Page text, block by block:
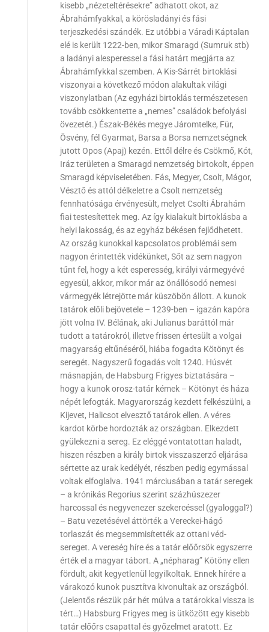
kisebb „nézeteltérésekre” adhatott okot, az
Ábrahámfyakkal, a körösladányi és fási
terjeszkedési szándék. Ez utóbbi a Váradi Káptalan
elé is került 1222-ben, mikor Smaragd (Sumruk stb)
a ladányi alesperessel a fási határt megjárta az
Ábrahámfykkal szemben. A Kis-Sárrét birtoklási
viszonyai a következő módon alakultak világi
viszonylatban (Az egyházi birtoklás természetesen
tovább csökkentette a „nemes” családok befolyási
övezetét.) Észak-Békés megye Járomtelke, Für,
Ösvény, fél Gyarmat, Barsa a Borsa nemzetségnek
jutott Opos (Apaj) kezén. Ettől délre és Csökmő, Kót,
Iráz területen a Smaragd nemzetség birtokolt, éppen
Smaragd képviseletében. Fás, Megyer, Csolt, Mágor,
Vésztő és attól délkeletre a Csolt nemzetség
fennhatósága érvényesült, melyet Csolti Ábrahám
fiai testesítettek meg. Az így kialakult birtoklásba a
helyi lakosság, és az egyház békésen fejlődhetett.
Az ország kunokkal kapcsolatos problémái sem
nagyon érintették vidékünket, Sőt az sem nagyon
tűnt fel, hogy a két esperesség, királyi vármegyévé
egyesül, akkor, mikor már az önállósodó nemesi
vármegyék létrejötte már küszöbön állott. A kunok
tatárok előli bejövetele – 1239-ben – igazán kapóra
jött volna IV. Bélának, aki Julianus baráttól már
tudott a tatárokról, illetve frissen értesült a volgai
magyarság eltűnéséről, hiába fogadta Kötönyt és
seregét. Nagyszerű fogadás volt 1240. Húsvét
másnapján, de Habsburg Frigyes biztatására –
hogy a kunok orosz-tatár kémek – Kötönyt és háza
népét lefogták. Magyarország kezdett felkészülni, a
Kijevet, Halicsot elvesztő tatárok ellen. A véres
kardot körbe hordozták az országban. Elkezdett
gyülekezni a sereg. Ez eléggé vontatottan haladt,
hiszen részben a király birtok visszaszerző eljárása
sértette az urak kedélyét, részben pedig egymással
voltak elfoglalva. 1941 márciusában a tatár seregek
– a krónikás Regorius szerint százhúszezer
harcossal és negyvenezer szekercéssel (gyaloggal?)
– Batu vezetésével áttörték a Vereckei-hágó
torlaszát és megsemmisítették az ottani véd-
sereget. A vereség híre és a tatár előőrsök egyszerre
érték el a magyar tábort. A „népharag” Kötöny ellen
fördult, akit kegyetlenül legyilkoltak. Ennek hírére a
várakozó kunok pusztítva kivonultak az országból.
(Jelentős részük pár hét múlva a tatárokkal vissza is
tért…) Habsburg Frigyes meg is ütközött egy kisebb
tatár előőrs csapattal és győzelmet aratott. Ez